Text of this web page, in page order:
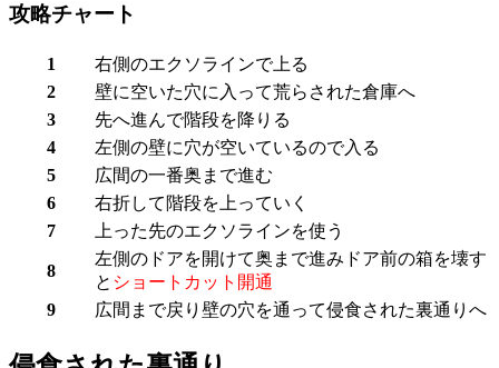
攻略チャート
1
右側のエクソラインで上る
2
壁に空いた穴に入って荒らされた倉庫へ
3
先へ進んで階段を降りる
4
左側の壁に穴が空いているので入る
5
広間の一番奥まで進む
6
右折して階段を上っていく
7
上った先のエクソラインを使う
8
左側のドアを開けて奥まで進みドア前の箱を壊す
と ショートカット開通
9
広間まで戻り壁の穴を通って侵食された裏通り へ